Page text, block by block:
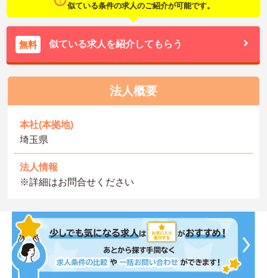
似ている条件の求人のご紹介が可能です。
無料 似ている求人を紹介してもらう
法人概要
本社(本拠地)
埼玉県
法人情報
※詳細はお問合せください